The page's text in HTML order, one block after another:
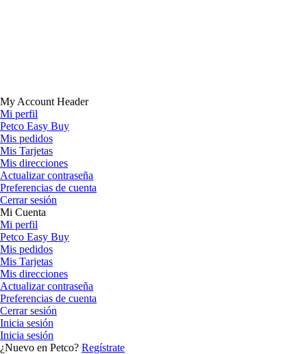
My Account Header
Mi perfil
Petco Easy Buy
Mis pedidos
Mis Tarjetas
Mis direcciones
Actualizar contraseña
Preferencias de cuenta
Cerrar sesión
Mi Cuenta
Mi perfil
Petco Easy Buy
Mis pedidos
Mis Tarjetas
Mis direcciones
Actualizar contraseña
Preferencias de cuenta
Cerrar sesión
Inicia sesión
Inicia sesión
¿Nuevo en Petco? Regístrate